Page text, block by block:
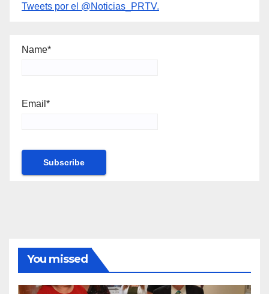
Tweets por el @Noticias_PRTV.
Name*
Email*
You missed